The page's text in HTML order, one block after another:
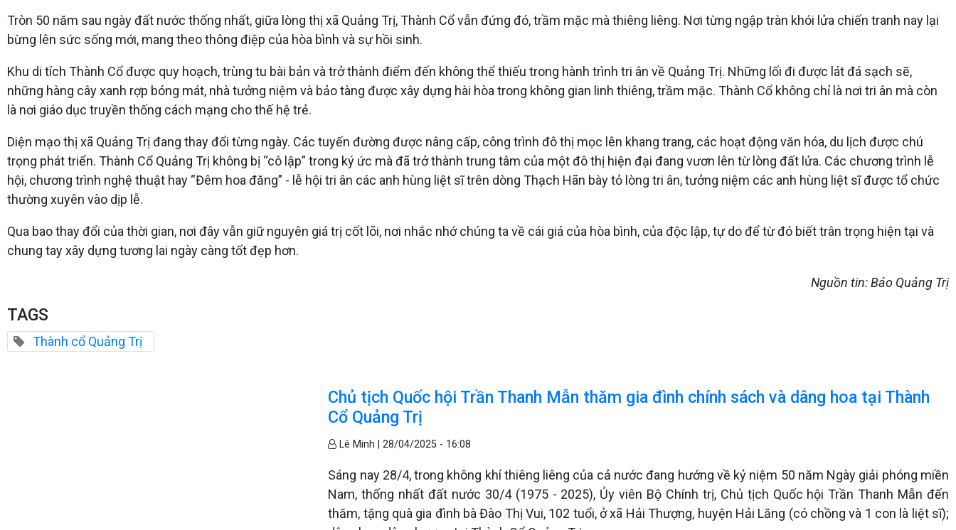
Tròn 50 năm sau ngày đất nước thống nhất, giữa lòng thị xã Quảng Trị, Thành Cổ vẫn đứng đó, trầm mặc mà thiêng liêng. Nơi từng ngập tràn khói lửa chiến tranh nay lại
bừng lên sức sống mới, mang theo thông điệp của hòa bình và sự hồi sinh.
Khu di tích Thành Cổ được quy hoạch, trùng tu bài bản và trở thành điểm đến không thể thiếu trong hành trình tri ân về Quảng Trị. Những lối đi được lát đá sạch sẽ,
những hàng cây xanh rợp bóng mát, nhà tưởng niệm và bảo tàng được xây dựng hài hòa trong không gian linh thiêng, trầm mặc. Thành Cổ không chỉ là nơi tri ân mà còn
là nơi giáo dục truyền thống cách mạng cho thế hệ trẻ.
Diện mạo thị xã Quảng Trị đang thay đổi từng ngày. Các tuyến đường được nâng cấp, công trình đô thị mọc lên khang trang, các hoạt động văn hóa, du lịch được chú
trọng phát triển. Thành Cổ Quảng Trị không bị “cô lập” trong ký ức mà đã trở thành trung tâm của một đô thị hiện đại đang vươn lên từ lòng đất lửa. Các chương trình lễ
hội, chương trình nghệ thuật hay “Đêm hoa đăng” - lễ hội tri ân các anh hùng liệt sĩ trên dòng Thạch Hãn bày tỏ lòng tri ân, tưởng niệm các anh hùng liệt sĩ được tổ chức
thường xuyên vào dịp lễ.
Qua bao thay đổi của thời gian, nơi đây vẫn giữ nguyên giá trị cốt lõi, nơi nhắc nhớ chúng ta về cái giá của hòa bình, của độc lập, tự do để từ đó biết trân trọng hiện tại và
chung tay xây dựng tương lai ngày càng tốt đẹp hơn.
Nguồn tin: Báo Quảng Trị
TAGS
Thành cổ Quảng Trị
Chủ tịch Quốc hội Trần Thanh Mẫn thăm gia đình chính sách và dâng hoa tại Thành
Cổ Quảng Trị
Lê Minh |28/04/2025 - 16:08
Sáng nay 28/4, trong không khí thiêng liêng của cả nước đang hướng về kỷ niệm 50 năm Ngày giải phóng miền
Nam, thống nhất đất nước 30/4 (1975 - 2025), Ủy viên Bộ Chính trị, Chủ tịch Quốc hội Trần Thanh Mẫn đến
thăm, tặng quà gia đình bà Đào Thị Vui, 102 tuổi, ở xã Hải Thượng, huyện Hải Lăng (có chồng và 1 con là liệt sĩ);